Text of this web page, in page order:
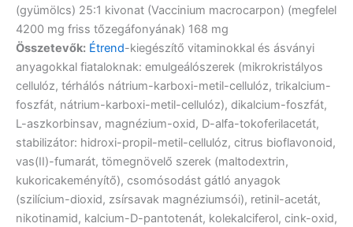
(gyümölcs) 25:1 kivonat (Vaccinium macrocarpon) (megfelel
4200 mg friss tőzegáfonyának) 168 mg
Összetevők: Étrend-kiegészítő vitaminokkal és ásványi
anyagokkal fiataloknak: emulgeálószerek (mikrokristályos
cellulóz, térhálós nátrium-karboxi-metil-cellulóz, trikalcium-
foszfát, nátrium-karboxi-metil-cellulóz), dikalcium-foszfát,
L-aszkorbinsav, magnézium-oxid, D-alfa-tokoferilacetát,
stabilizátor: hidroxi-propil-metil-cellulóz, citrus bioflavonoid,
vas(II)-fumarát, tömegnövelő szerek (maltodextrin,
kukoricakeményítő), csomósodást gátló anyagok
(szilícium-dioxid, zsírsavak magnéziumsói), retinil-acetát,
nikotinamid, kalcium-D-pantotenát, kolekalciferol, cink-oxid,